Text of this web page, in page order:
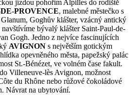
jízdou pohořím Alpilles do rodiště
PROVENCE, malebné městečko s
Goghův klášter, vzácný antický
bývalý klášter Saint-Paul-de-
Gogh. Jedno z nejvíce fascinujících
AVIGNON s největším gotickým
opevněného města, papežský palác
St.-Bénézet, ve volném čase fakult.
Villeneuve-lès Avignon, možnost
du Rhône nebo růžové čokoládové
Návrat na ubytování.